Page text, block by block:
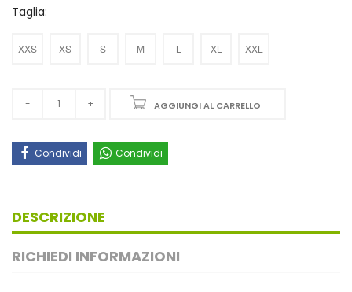
Taglia:
XXS XS S M L XL XXL
AGGIUNGI AL CARRELLO
Condividi Condividi
DESCRIZIONE
RICHIEDI INFORMAZIONI